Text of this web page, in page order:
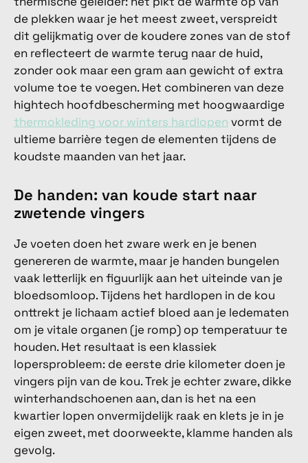
de plekken waar je het meest zweet, verspreidt
dit gelijkmatig over de koudere zones van de stof
en reflecteert de warmte terug naar de huid,
zonder ook maar een gram aan gewicht of extra
volume toe te voegen. Het combineren van deze
hightech hoofdbescherming met hoogwaardige
thermokleding voor winters hardlopen vormt de
ultieme barrière tegen de elementen tijdens de
koudste maanden van het jaar.
De handen: van koude start naar
zwetende vingers
Je voeten doen het zware werk en je benen
genereren de warmte, maar je handen bungelen
vaak letterlijk en figuurlijk aan het uiteinde van je
bloedsomloop. Tijdens het hardlopen in de kou
onttrekt je lichaam actief bloed aan je ledematen
om je vitale organen (je romp) op temperatuur te
houden. Het resultaat is een klassiek
lopersprobleem: de eerste drie kilometer doen je
vingers pijn van de kou. Trek je echter zware, dikke
winterhandschoenen aan, dan is het na een
kwartier lopen onvermijdelijk raak en klets je in je
eigen zweet, met doorweekte, klamme handen als
gevolg.